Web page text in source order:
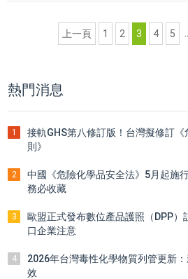
上一頁 1 2 3 4 5
熱門消息
1
接軌GHS第八修訂版！台灣擬修訂
則》
2
中國《危險化學品安全法》5月起施
務必收藏
3
歐盟正式發布數位產品護照（DPP）
口企業注意
4
2026年台灣毒性化學物質列管更新
效